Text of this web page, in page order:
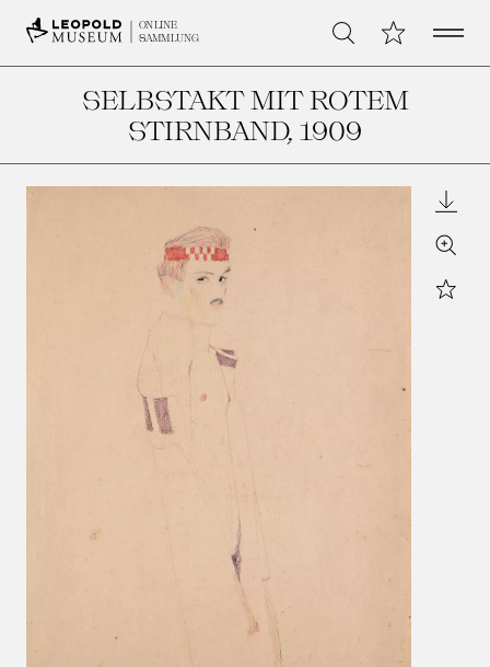
ONLINE
SAMMLUNG
Suche Meine Open
SELBSTAKT MIT ROTEM
STIRNBAND, 1909
Zoom
Star